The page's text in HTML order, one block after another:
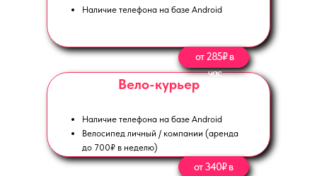
Наличие телефона на базе Android
Наличие телефона на базе Android
Велосипед личный / компании (аренда
до 700₽ в неделю)
Вело-курьер
от 285₽ в
час
от 340₽ в